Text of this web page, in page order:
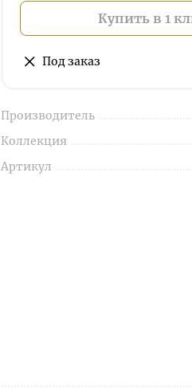
Купить в 1
Под заказ
Производитель
Коллекция
Артикул